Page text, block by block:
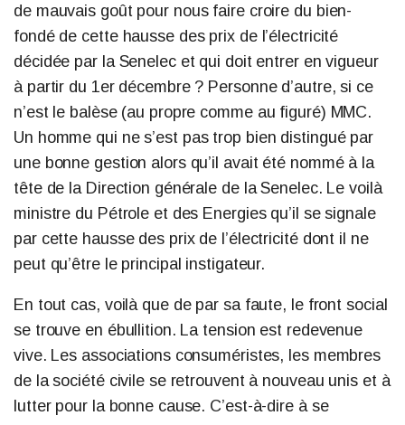
de mauvais goût pour nous faire croire du bien-
fondé de cette hausse des prix de l’électricité
décidée par la Senelec et qui doit entrer en vigueur
à partir du 1er décembre ? Personne d’autre, si ce
n’est le balèse (au propre comme au figuré) MMC.
Un homme qui ne s’est pas trop bien distingué par
une bonne gestion alors qu’il avait été nommé à la
tête de la Direction générale de la Senelec. Le voilà
ministre du Pétrole et des Energies qu’il se signale
par cette hausse des prix de l’électricité dont il ne
peut qu’être le principal instigateur.
En tout cas, voilà que de par sa faute, le front social
se trouve en ébullition. La tension est redevenue
vive. Les associations consuméristes, les membres
de la société civile se retrouvent à nouveau unis et à
lutter pour la bonne cause. C’est-à-dire à se